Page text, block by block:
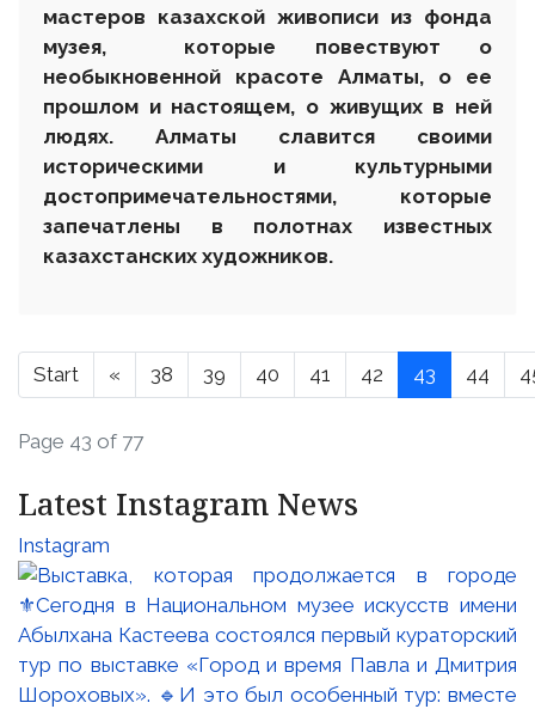
мастеров казахской живописи из фонда
музея, которые повествуют о
необыкновенной красоте Алматы, о ее
прошлом и настоящем, о живущих в ней
людях. Алматы славится своими
историческими и культурными
достопримечательностями, которые
запечатлены в полотнах известных
казахстанских художников.
Start « 38 39 40 41 42 43 44
Page 43 of 77
Latest Instagram News
Instagram